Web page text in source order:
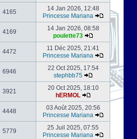
4165
14 Jan 2026, 12:48
Princesse Mariana
4169
14 Jan 2026, 08:58
poulette73
4472
11 Déc 2025, 21:41
Princesse Mariana
6946
22 Oct 2025, 17:54
stephbb75
3921
20 Oct 2025, 18:10
hERMOL
4448
03 Août 2025, 20:56
Princesse Mariana
5779
25 Juil 2025, 07:55
Princesse Mariana